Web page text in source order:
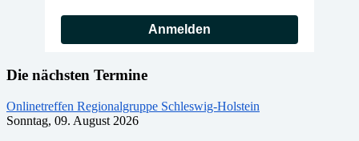
Anmelden
Die nächsten Termine
Onlinetreffen Regionalgruppe Schleswig-Holstein
Sonntag, 09. August 2026